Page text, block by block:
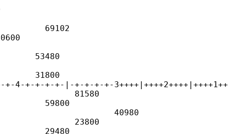
69102
53480
31800
+-+-+-+-|-+-+-+-+-3++++|++++2++++|++++1++
81580
59800
40980
23800
29480